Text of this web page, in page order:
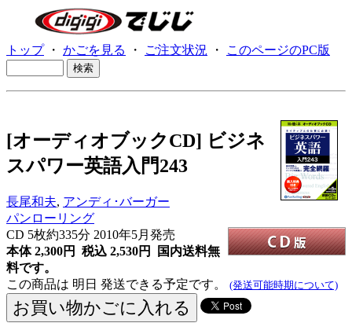
トップ・ かごを見る ・ ご注文状況 ・ このページのPC版
[オーディオブックCD] ビジネ
スパワー英語入門243
長尾和夫, アンディ･バーガー
パンローリング
CD 5枚約335分 2010年5月発売
本体 2,300円 税込 2,530円
国内送料無
料です。
この商品は 明日 発送できる予定です。 (発送可能時期について)